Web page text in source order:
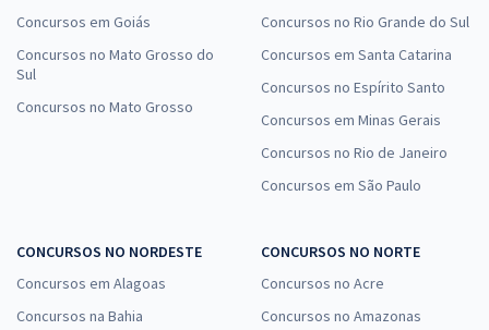
Concursos em Goiás
Concursos no Mato Grosso do
Sul
Concursos no Mato Grosso
Concursos no Rio Grande do Sul
Concursos em Santa Catarina
Concursos no Espírito Santo
Concursos em Minas Gerais
Concursos no Rio de Janeiro
Concursos em São Paulo
CONCURSOS NO NORDESTE
Concursos em Alagoas
Concursos na Bahia
CONCURSOS NO NORTE
Concursos no Acre
Concursos no Amazonas